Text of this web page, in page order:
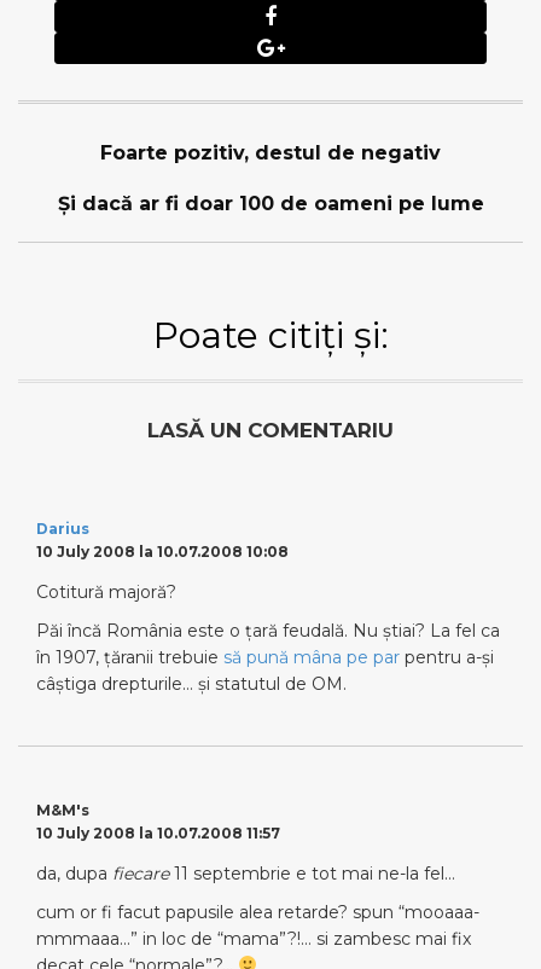
Foarte pozitiv, destul de negativ
Şi dacă ar fi doar 100 de oameni pe lume
Poate citiți și:
LASĂ UN COMENTARIU
Darius
10 July 2008 la 10.07.2008 10:08
Cotitură majoră?
Păi încă România este o ţară feudală. Nu ştiai? La fel ca
în 1907, ţăranii trebuie să pună mâna pe par pentru a-şi
câştiga drepturile… şi statutul de OM.
M&M's
10 July 2008 la 10.07.2008 11:57
da, dupa fiecare11 septembrie e tot mai ne-la fel…
cum or fi facut papusile alea retarde? spun “mooaaa-
mmmaaa…” in loc de “mama”?!… si zambesc mai fix